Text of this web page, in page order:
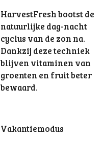
HarvestFresh bootst de
natuurlijke dag-nacht
cyclus van de zon na.
Dankzij deze techniek
blijven vitaminen van
groenten en fruit beter
bewaard.
Vakantiemodus